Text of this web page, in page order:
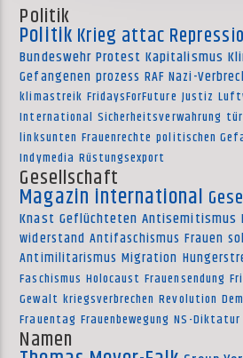
Politik
Politik Krieg attac
Bundeswehr Protest Kapitalismus
Gefangenen prozess RAF Nazi-
klimastreik FridaysForFuture Justiz
International Sicherheitsverwahrung
linksunten Frauenrechte politischen
Indymedia Rüstungsexport
Gesellschaft
Magazin international
Knast Geflüchteten Antisemitismus
widerstand Antifaschismus Frauen
Antimilitarismus Migration
Faschismus Holocaust Frauensendung
Gewalt kriegsverbrechen Revolution
Frauentag Frauenbewegung NS-Diktatur
Namen